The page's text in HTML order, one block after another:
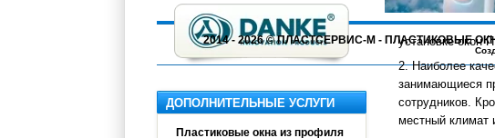
установке окон
Наиболее
занимающиеся
сотрудников.
местный климат
ДОПОЛНИТЕЛЬНЫЕ УСЛУГИ
Пластиковые окна из профиля
2014 - 2026 © ПЛАСТСЕРВИС-М - ПЛАСТИКОВЫЕ